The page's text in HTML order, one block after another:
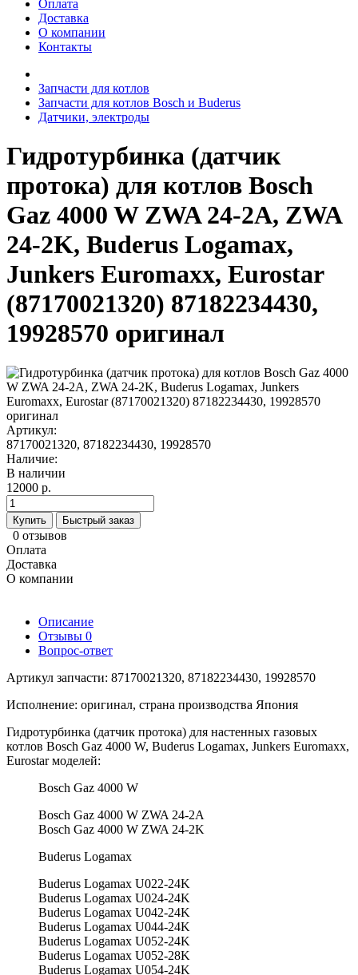
Оплата
Доставка
О компании
Контакты
Запчасти для котлов
Запчасти для котлов Bosch и Buderus
Датчики, электроды
Гидротурбинка (датчик
протока) для котлов Bosch
Gaz 4000 W ZWA 24-2A, ZWA
24-2K, Buderus Logamax,
Junkers Euromaxx, Eurostar
(87170021320) 87182234430,
19928570 оригинал
Артикул:
87170021320, 87182234430, 19928570
Наличие:
В наличии
12000 р.
Купить Быстрый заказ
0 отзывов
Оплата
Доставка
О компании
Описание
Отзывы 0
Вопрос-ответ
Артикул запчасти: 87170021320, 87182234430, 19928570
Исполнение: оригинал, страна производства Япония
Гидротурбинка (датчик протока) для настенных газовых
котлов Bosch Gaz 4000 W, Buderus Logamax, Junkers Euromaxx,
Eurostar моделей:
Bosch Gaz 4000 W
Bosch Gaz 4000 W ZWA 24-2A
Bosch Gaz 4000 W ZWA 24-2K
Buderus Logamax
Buderus Logamax U022-24K
Buderus Logamax U024-24K
Buderus Logamax U042-24K
Buderus Logamax U044-24K
Buderus Logamax U052-24K
Buderus Logamax U052-28K
Buderus Logamax U054-24K